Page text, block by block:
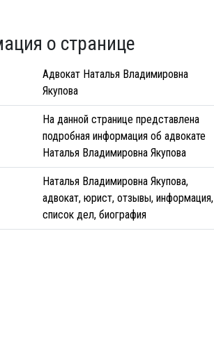
о странице
Адвокат Наталья Владимировна
Якупова
На данной странице представлена
подробная информация об адвокате
Наталья Владимировна Якупова
Наталья Владимировна Якупова,
адвокат, юрист, отзывы, информация,
список дел, биография